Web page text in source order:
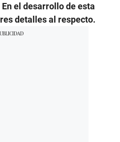
el desarrollo de esta
detalles al respecto.